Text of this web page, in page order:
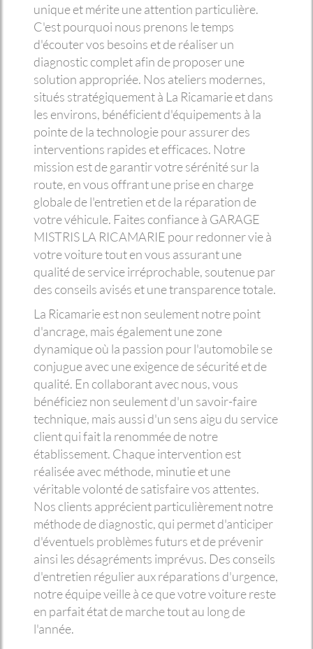
unique et mérite une attention particulière.
C'est pourquoi nous prenons le temps
d'écouter vos besoins et de réaliser un
diagnostic complet afin de proposer une
solution appropriée. Nos ateliers modernes,
situés stratégiquement à La Ricamarie et dans
les environs, bénéficient d'équipements à la
pointe de la technologie pour assurer des
interventions rapides et efficaces. Notre
mission est de garantir votre sérénité sur la
route, en vous offrant une prise en charge
globale de l'entretien et de la réparation de
votre véhicule. Faites confiance à GARAGE
MISTRIS LA RICAMARIE pour redonner vie à
votre voiture tout en vous assurant une
qualité de service irréprochable, soutenue par
des conseils avisés et une transparence totale.
La Ricamarie est non seulement notre point
d'ancrage, mais également une zone
dynamique où la passion pour l'automobile se
conjugue avec une exigence de sécurité et de
qualité. En collaborant avec nous, vous
bénéficiez non seulement d'un savoir-faire
technique, mais aussi d'un sens aigu du service
client qui fait la renommée de notre
établissement. Chaque intervention est
réalisée avec méthode, minutie et une
véritable volonté de satisfaire vos attentes.
Nos clients apprécient particulièrement notre
méthode de diagnostic, qui permet d'anticiper
d'éventuels problèmes futurs et de prévenir
ainsi les désagréments imprévus. Des conseils
d'entretien régulier aux réparations d'urgence,
notre équipe veille à ce que votre voiture reste
en parfait état de marche tout au long de
l'année.